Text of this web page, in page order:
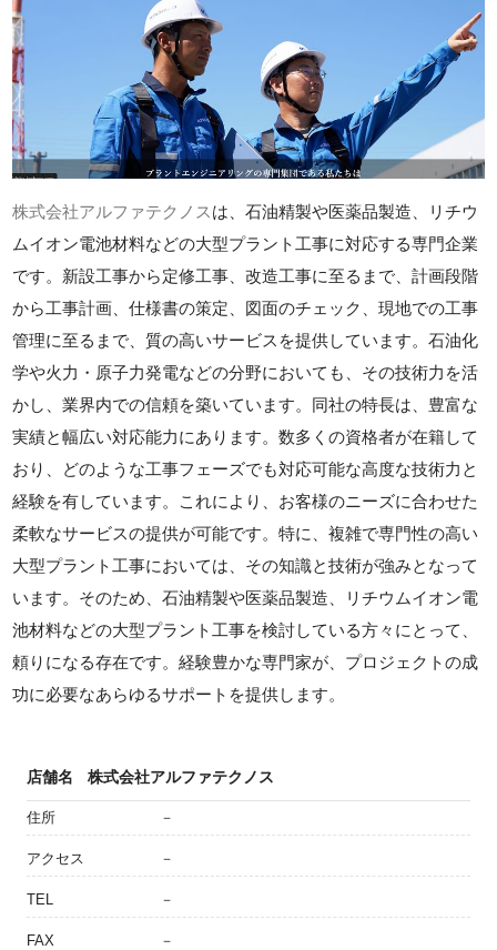
株式会社アルファテクノス は、石油精製や医薬品製造、リチウ
ムイオン電池材料などの大型プラント工事に対応する専門企業
です。新設工事から定修工事、改造工事に至るまで、計画段階
から工事計画、仕様書の策定、図面のチェック、現地での工事
管理に至るまで、質の高いサービスを提供しています。石油化
学や火力・原子力発電などの分野においても、その技術力を活
かし、業界内での信頼を築いています。同社の特長は、豊富な
実績と幅広い対応能力にあります。数多くの資格者が在籍して
おり、どのような工事フェーズでも対応可能な高度な技術力と
経験を有しています。これにより、お客様のニーズに合わせた
柔軟なサービスの提供が可能です。特に、複雑で専門性の高い
大型プラント工事においては、その知識と技術が強みとなって
います。そのため、石油精製や医薬品製造、リチウムイオン電
池材料などの大型プラント工事を検討している方々にとって、
頼りになる存在です。経験豊かな専門家が、プロジェクトの成
功に必要なあらゆるサポートを提供します。
店舗名 株式会社アルファテクノス
住所 －
アクセス －
TEL －
FAX －